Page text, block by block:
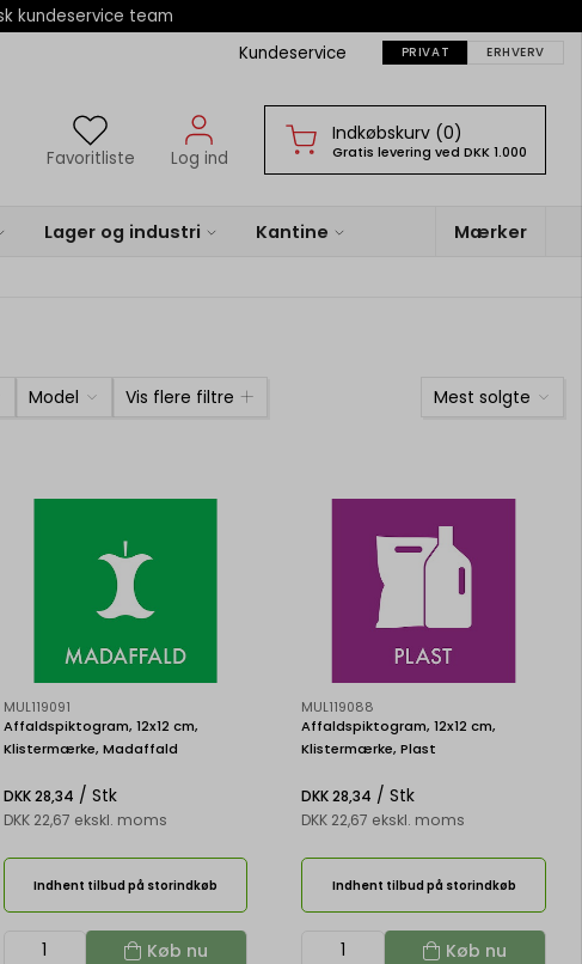
kundeservice team
Kundeservice PRIVAT ERHVERV
Favoritliste
Log ind
Indkøbskurv (0)
Gratis levering ved DKK 1.000
Lager og industri Kantine Mærker
Model Vis flere filtre Mest solgte
MUL119091
Affaldspiktogram, 12x12 cm,
Klistermærke, Madaffald
DKK 28,34 / Stk
DKK 22,67 ekskl. moms
Indhent tilbud på storindkøb
Køb nu
MUL119088
Affaldspiktogram, 12x12 cm,
Klistermærke, Plast
DKK 28,34 / Stk
DKK 22,67 ekskl. moms
Indhent tilbud på storindkøb
Køb nu